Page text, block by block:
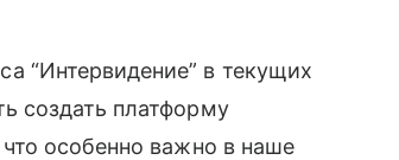
“Интервидение” в текущих
создать платформу
особенно важно в наше